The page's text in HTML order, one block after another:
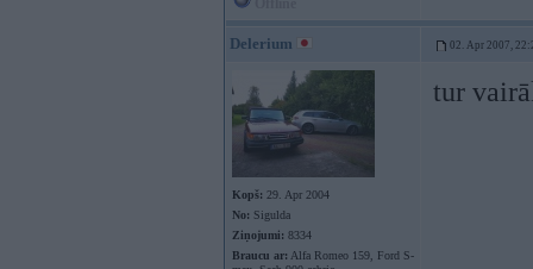
Delerium 02. Apr 2007,
Kopš: 29. Apr 2004
No: Sigulda
Ziņojumi: 8334
Braucu ar: Alfa Romeo 159, Ford S-
tur